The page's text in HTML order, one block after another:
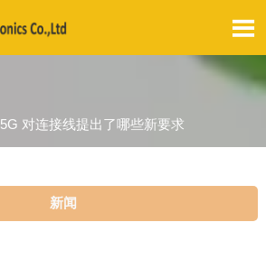

5G 对连接线提出了哪些新要求
新闻